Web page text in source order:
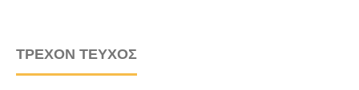
ΤΡΈΧΟΝ ΤΕΎΧΟΣ